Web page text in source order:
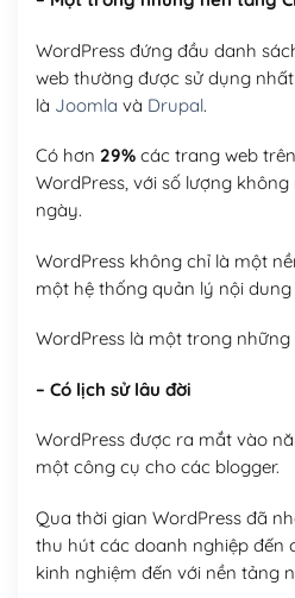
WordPress đứng đầu danh
web thường được sử dụng
là Joomla và Drupal.
Có hơn 29%các trang web
WordPress, với số lượng
ngày.
WordPress không chỉ là một
một hệ thống quản lý nội dung
WordPress là một trong những
– Có lịch sử lâu đời
WordPress được ra mắt vào
một công cụ cho các blogger.
Qua thời gian WordPress đã
thu hút các doanh nghiệp đến
kinh nghiệm đến với nền tảng